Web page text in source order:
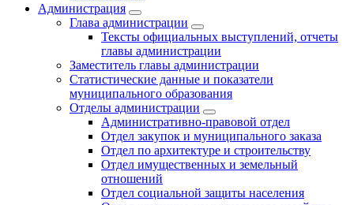
Администрация
Глава администрации
Тексты официальных выступлений, отчеты
главы администрации
Заместитель главы администрации
Статистические данные и показатели
муниципального образования
Отделы администрации
Административно-правовой отдел
Отдел закупок и муниципального заказа
Отдел по архитектуре и строительству
Отдел имущественных и земельный
отношений
Отдел социальной защиты населения